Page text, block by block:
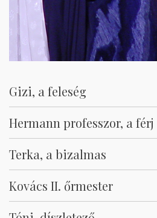
Gizi, a feleség
Hermann professzor, a férj
Terka, a bizalmas
Kovács II. őrmester